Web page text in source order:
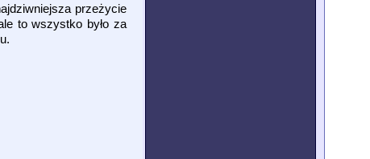
przeżycie
to wszystko było za